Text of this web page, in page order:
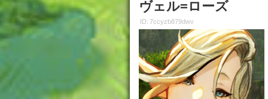
ヴェル=ローズ
ID: 7ccyzb879dwv